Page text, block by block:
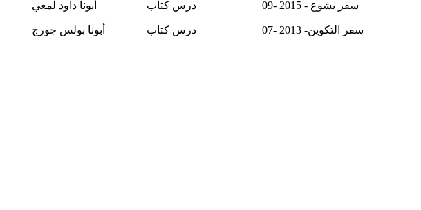
أبونا داود لمعي درس كتاب 09- سفر يشوع - 2015
أبونا بولس جورج درس كتاب 07- سفر التكوين- 2013